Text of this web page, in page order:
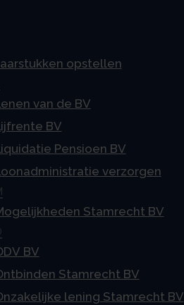
opstellen
van de BV
BV
Pensioen BV
verzorgen
Stamrecht BV
BV
Stamrecht BV
lening Stamrecht BV